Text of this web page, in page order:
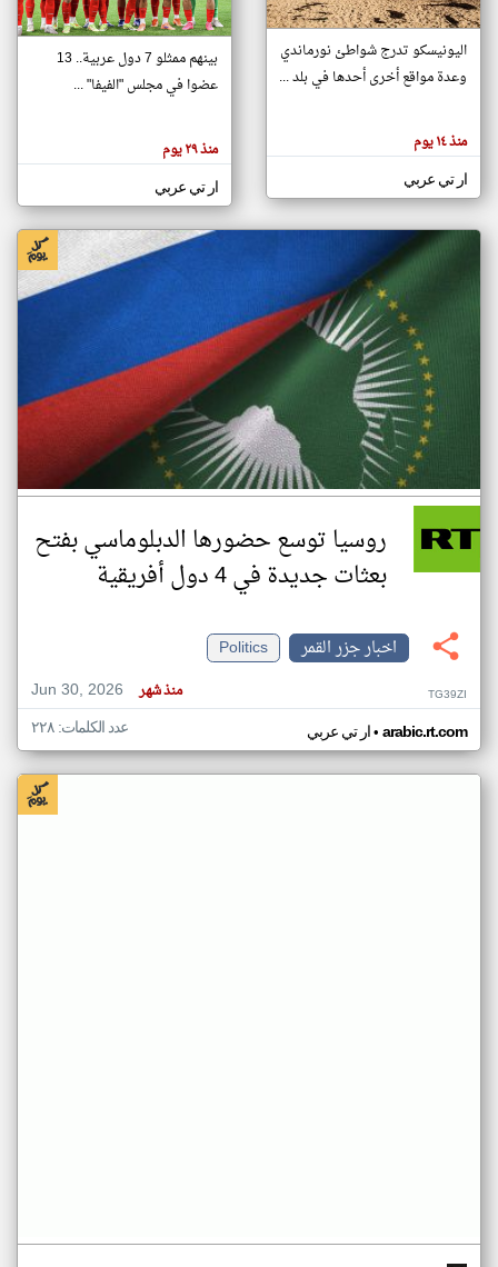
تغيير الدولة
اخبار جزر القمر على مدار الساعة
أهم اخبار جزر القمر العاجلة والمباشرة
هنا عن
وجهة
كاتبيها.
اليونيسكو تدرج شواطئ نورماندي
وعدة مواقع أخرى أحدها في بلد ...
منذ ١٤ يوم
ار تي عربي
بينهم ممثلو 7 دول عربية.. 13
عضوا في مجلس "الفيفا" ...
منذ ٢٩ يوم
ار تي عربي
روسيا توسع حضورها الدبلوماسي بفتح
بعثات جديدة في 4 دول أفريقية
اخبار جزر القمر
Politics
Jun 30, 2026
منذ شهر TG39ZI
ار تي عربي• arabic.rt.com عدد الكلمات: ٢٢٨
klyoum.com